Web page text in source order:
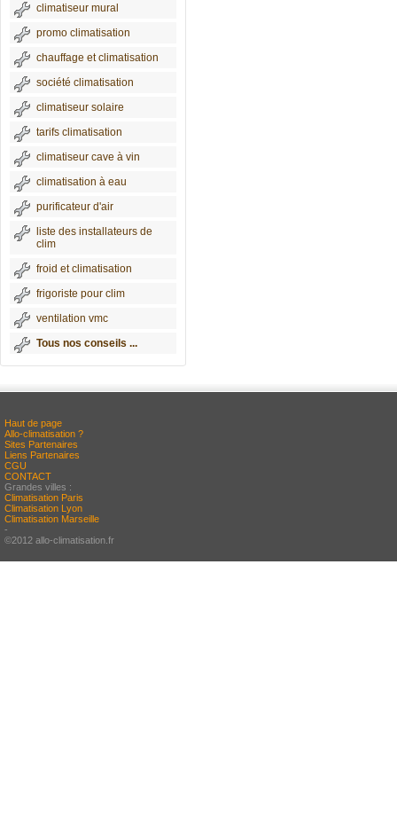
climatiseur mural
promo climatisation
chauffage et climatisation
société climatisation
climatiseur solaire
tarifs climatisation
climatiseur cave à vin
climatisation à eau
purificateur d'air
liste des installateurs de
clim
froid et climatisation
frigoriste pour clim
ventilation vmc
Tous nos conseils ...
Haut de page
Allo-climatisation ?
Sites Partenaires
Liens Partenaires
CGU
CONTACT
Grandes villes :
Climatisation Paris
Climatisation Lyon
Climatisation Marseille
-
©2012 allo-climatisation.fr